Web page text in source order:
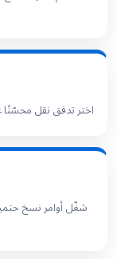
اختر تدفق نقل محسّنًا
شغّل أوامر نسخ